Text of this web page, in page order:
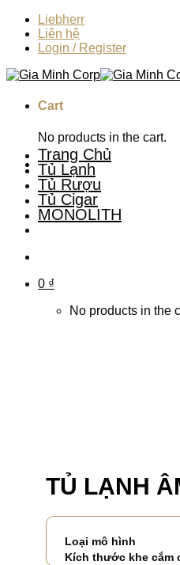
Skip
content
Liebherr
Liên hệ
Login / Register
Cart
No products in the cart.
Trang Chủ
Tủ Lạnh
Tủ Rượu
Tủ Cigar
MONOLITH
0 ₫
No products in the
TỦ LẠNH
Loại mô hình
Kích thước khe cắm